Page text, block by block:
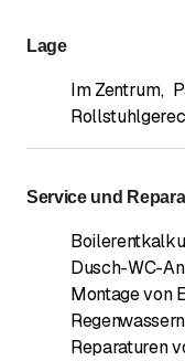
Lage
Im Zentrum,
Service und
Dusch-WC-
Montage von
Reparaturen